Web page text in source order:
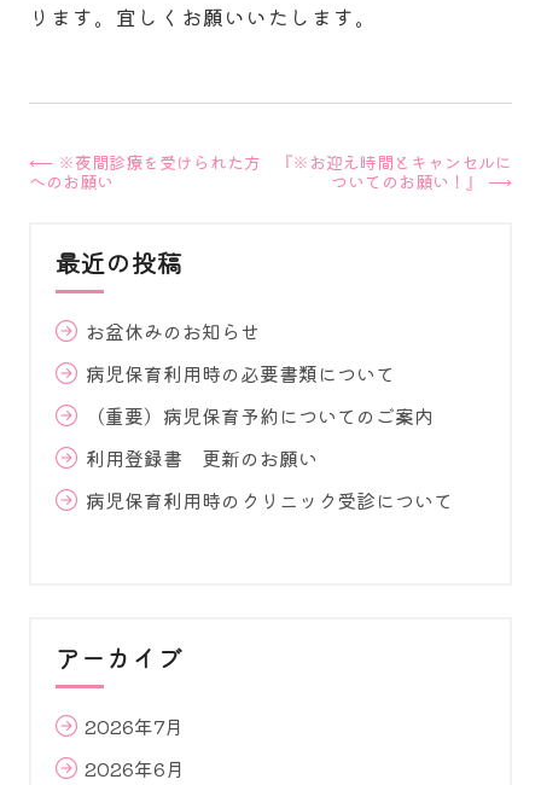
ります。宜しくお願いいたします。
投
ナ
ビ
ゲ
ー
シ
ョ
⟵ ※夜間診療を受けられた方
へのお願い
『※お迎え時間とキャンセルに
ついてのお願い！』
⟶
最近の投稿
お盆休みのお知らせ
病児保育利用時の必要書類について
（重要）病児保育予約についてのご案内
利用登録書 更新のお願い
病児保育利用時のクリニック受診について
アーカイブ
2026年7月
2026年6月